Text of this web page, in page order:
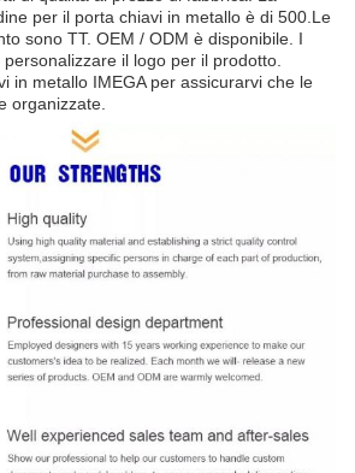
per il porta chiavi in metallo è di 500.Le
sono TT. OEM / ODM è disponibile. I
il logo per il prodotto.
in metallo IMEGA per assicurarvi che le
organizzate.